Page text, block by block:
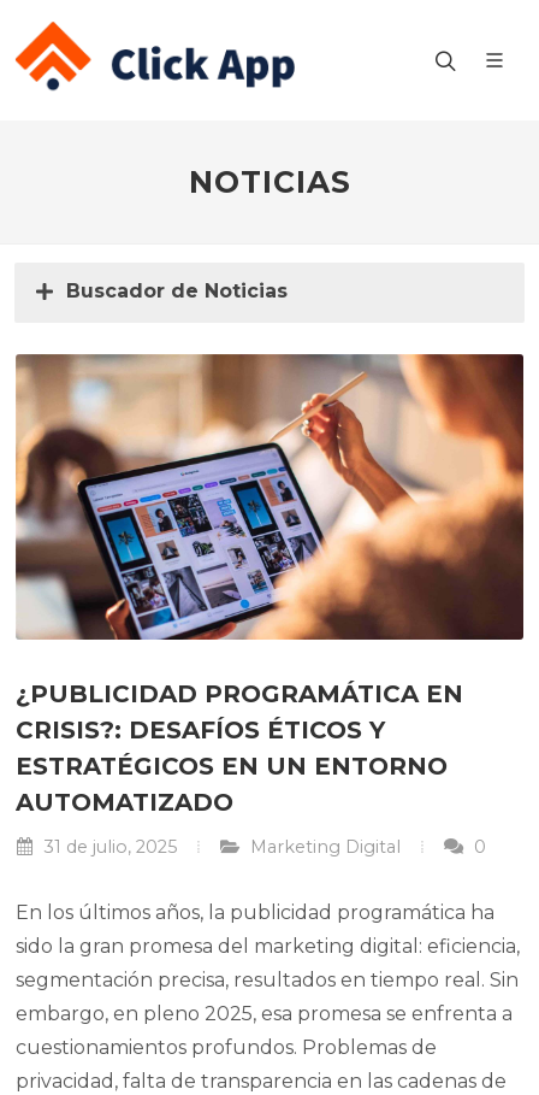
NOTICIAS
Buscador de Noticias
¿PUBLICIDAD PROGRAMÁTICA EN
CRISIS?: DESAFÍOS ÉTICOS Y
ESTRATÉGICOS EN UN ENTORNO
AUTOMATIZADO
31 de julio, 2025 Marketing Digital 0
En los últimos años, la publicidad programática ha
sido la gran promesa del marketing digital: eficiencia,
segmentación precisa, resultados en tiempo real. Sin
embargo, en pleno 2025, esa promesa se enfrenta a
cuestionamientos profundos. Problemas de
privacidad, falta de transparencia en las cadenas de